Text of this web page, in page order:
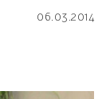
06.03.2014